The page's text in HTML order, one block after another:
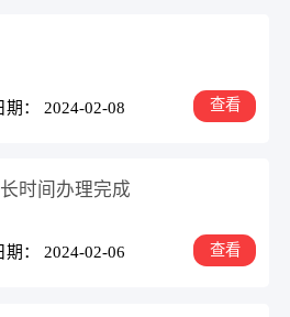
期： 2024-02-08 查看
时间办理完成
期： 2024-02-06 查看